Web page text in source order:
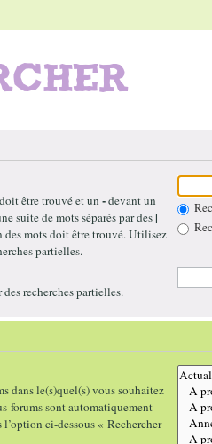
être trouvé et un -devant un
suite de mots séparés par des|
des mots doit être trouvé. Utilisez
partielles.
recherches partielles.
dans le(s)quel(s) vous souhaitez
forums sont automatiquement
ci-dessous « Rechercher